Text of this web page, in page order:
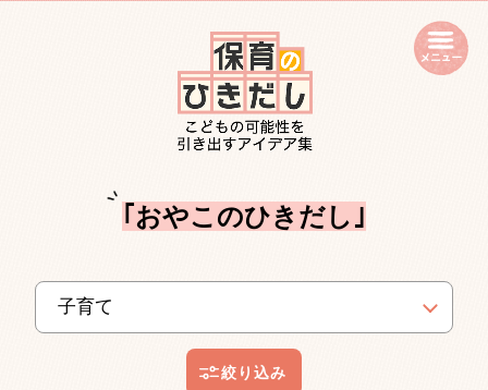
｢おやこのひきだし｣